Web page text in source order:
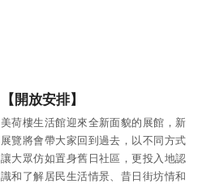
【開放安排】
美荷樓生活館迎來全新面貌的展館，新
展覽將會帶大家回到過去，以不同方式
讓大眾仿如置身舊日社區，更投入地認
識和了解居民生活情景、昔日街坊情和